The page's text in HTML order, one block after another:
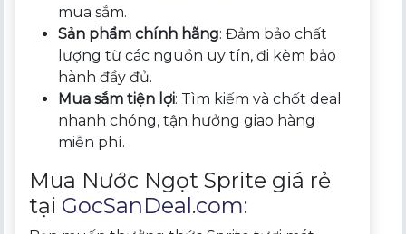
mua sắm.
Sản phẩm chính hãng: Đảm bảo chất
lượng từ các nguồn uy tín, đi kèm bảo
hành đầy đủ.
Mua sắm tiện lợi: Tìm kiếm và chốt deal
nhanh chóng, tận hưởng giao hàng
miễn phí.
Mua Nước Ngọt Sprite giá rẻ
tại GocSanDeal.com: